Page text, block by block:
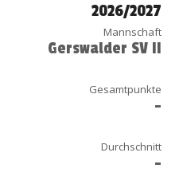
2026/2027
Mannschaft
Gerswalder SV II
Gesamtpunkte
-
Durchschnitt
-